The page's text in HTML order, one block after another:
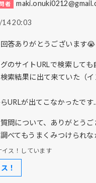
20:03
答ありがとうございます😭
のサイトURLで検索しても
索結果に出て来ていた（
URLが出てこなかったです
問について、ありがとう
べてもうまくみつけられ
イス！しています
！